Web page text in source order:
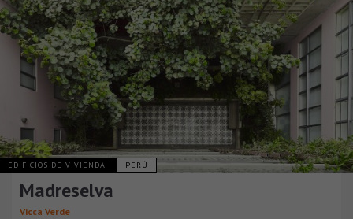
EDIFICIOS DE VIVIENDA PERÚ
Madreselva
Vicca Verde